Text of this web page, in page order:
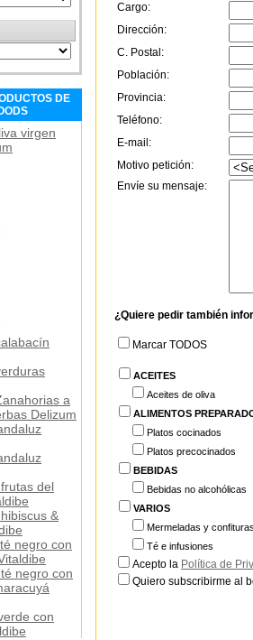
DE
virgen
a
Delizum
del
&
negro con
negro con
con
Cargo:
Dirección:
C. Postal:
Población:
Provincia:
Teléfono:
E-mail:
Motivo petición:
Envíe su mensaje:
¿Quiere pedir también
Marcar TODOS
ACEITES
Aceites de oliva
ALIMENTOS
Platos cocinados
Platos precocinados
BEBIDAS
Bebidas no alcohólicas
VARIOS
Mermeladas y confituras
Té e infusiones
Acepto la Política de
Quiero subscribirme al